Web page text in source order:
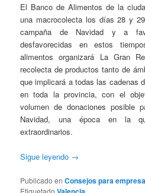
El Banco de Alimentos de la
una macrocolecta los días 28 y
campaña de Navidad y a
desfavorecidas en estos
alimentos organizará La Gran
recolecta de productos tanto de
que implicará a todas las cadenas
en toda la provincia, con el
volumen de donaciones posible
Navidad, una época en la
extraordinarios.
Sigue leyendo →
Publicado en Consejos para